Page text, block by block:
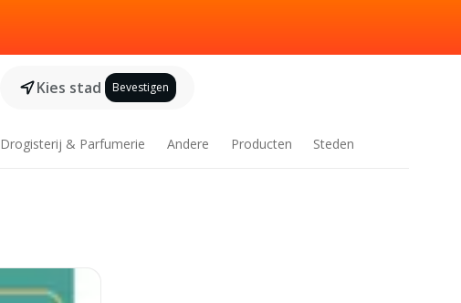
Kies stad Bevestigen
Drogisterij & Parfumerie Andere Producten Steden